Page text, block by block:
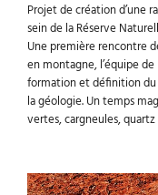
Projet de création d’une
sein de la Réserve
Une première rencontre
en montagne, l’équipe
formation et définition
la géologie. Un temps
vertes, cargneules,